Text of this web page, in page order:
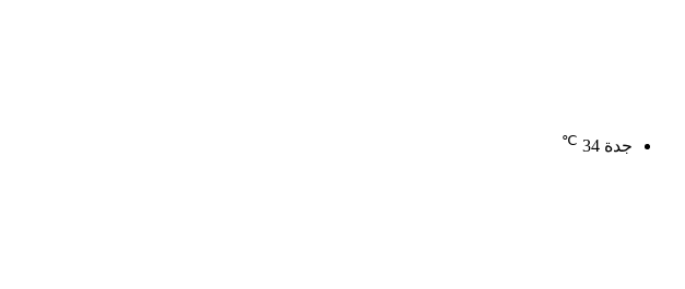
جدة 34
℃